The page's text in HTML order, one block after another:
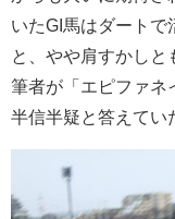
いたGI馬はダートで
と、やや肩すかし
筆者が「エピファネ
半信半疑と答えてい